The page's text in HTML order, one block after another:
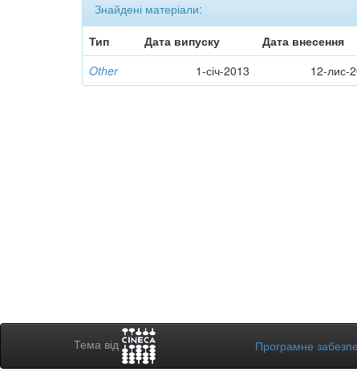
Знайдені матеріали:
Тип
Дата випуску Дата внесення
Other
1-січ-2013 12-лис-
Тема від Програмне